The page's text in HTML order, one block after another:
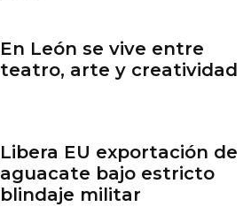
En León se vive entre
teatro, arte y creatividad
Libera EU exportación de
aguacate bajo estricto
blindaje militar